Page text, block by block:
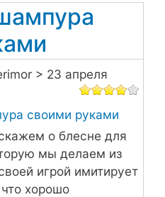
> 23 апреля
о блесне для
мы делаем из
игрой имитирует
хорошо